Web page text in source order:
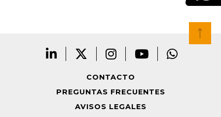
CONTACTO
PREGUNTAS FRECUENTES
AVISOS LEGALES